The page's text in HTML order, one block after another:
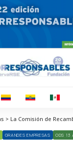
GRANDES EMPRESAS ODS 13